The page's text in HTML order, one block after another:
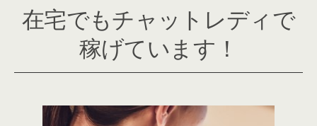
在宅でもチャットレディで
稼げています！